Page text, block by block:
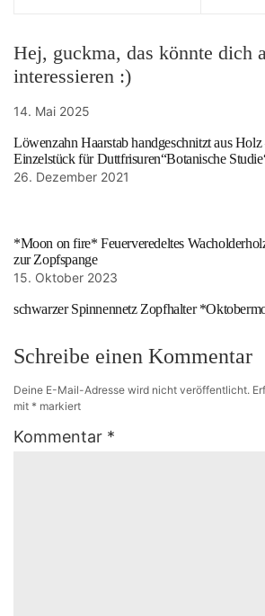
Hej, guckma, das könnte dich
interessieren :)
14. Mai 2025
Löwenzahn Haarstab handgeschnitzt aus
Einzelstück für Duttfrisuren“Botanische
26. Dezember 2021
*Moon on fire* Feuerveredeltes
zur Zopfspange
15. Oktober 2023
schwarzer Spinnennetz Zopfhalter
Schreibe einen Kommentar
Deine E-Mail-Adresse wird nicht veröffentlicht.
mit * markiert
Kommentar *